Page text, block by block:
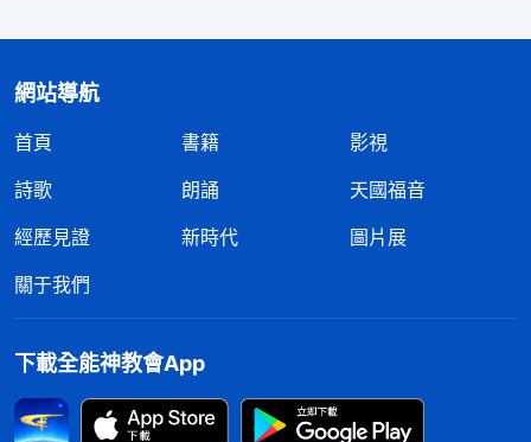
拯救我，今天碰壁是神的作工臨到了，藉着這樣的環
念能使我露臉，我就高興，願意接受順服，而且渾身
有使不完的勁，天天都是滿面春風，得意洋洋，就盼
着早日到上層盡本分。結果去了没人接又打道回府，
自己露臉的目的没有達到，回來本分還被人代替了，
我就開始發牢騷怨天尤人，甚至還猜測弟兄姊妹小瞧
神領受，反而還在心裏抵觸，為自己喊冤叫屈，看到
網站導航
首頁 書籍
影視
詩歌
朗誦
天國福音
經歷見證
新時代
圖片展
關于我們
下載全能神教會App